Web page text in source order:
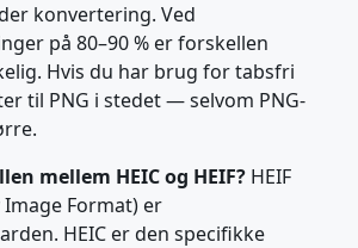
konvertering. Ved
på 80–90 % er forskellen
Hvis du har brug for tabsfri
til PNG i stedet — selvom PNG-
mellem HEIC og HEIF? HEIF
Format) er
HEIC er den specifikke